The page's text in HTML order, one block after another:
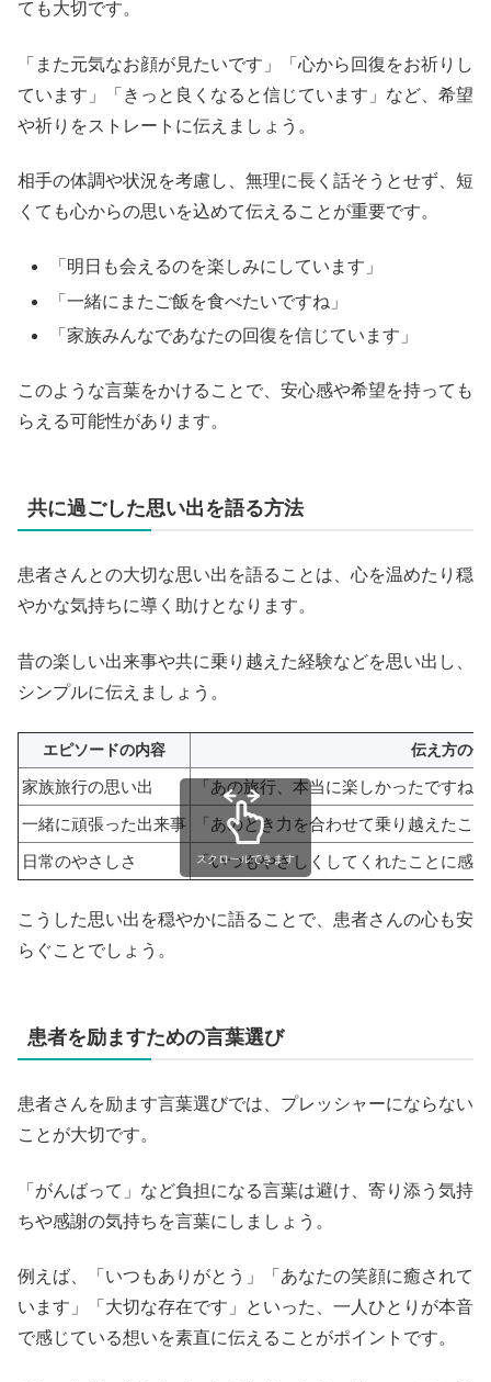
ても大切です。
「また元気なお顔が見たいです」「心から回復をお祈りし
ています」「きっと良くなると信じています」など、希望
や祈りをストレートに伝えましょう。
相手の体調や状況を考慮し、無理に長く話そうとせず、短
くても心からの思いを込めて伝えることが重要です。
「明日も会えるのを楽しみにしています」
「一緒にまたご飯を食べたいですね」
「家族みんなであなたの回復を信じています」
このような言葉をかけることで、安心感や希望を持っても
らえる可能性があります。
共に過ごした思い出を語る方法
患者さんとの大切な思い出を語ることは、心を温めたり穏
やかな気持ちに導く助けとなります。
昔の楽しい出来事や共に乗り越えた経験などを思い出し、
シンプルに伝えましょう。
エピソードの内容 伝え方の例
家族旅行の思い出
「あの旅行、本当に楽しかったですね
一緒に頑張った出来事
「あのとき力を合わせて乗り越えたこ
日常のやさしさ
「いつもやさしくしてくれたことに感
スクロールできます
こうした思い出を穏やかに語ることで、患者さんの心も安
らぐことでしょう。
患者を励ますための言葉選び
患者さんを励ます言葉選びでは、プレッシャーにならない
ことが大切です。
「がんばって」など負担になる言葉は避け、寄り添う気持
ちや感謝の気持ちを言葉にしましょう。
例えば、「いつもありがとう」「あなたの笑顔に癒されて
います」「大切な存在です」といった、一人ひとりが本音
で感じている想いを素直に伝えることがポイントです。